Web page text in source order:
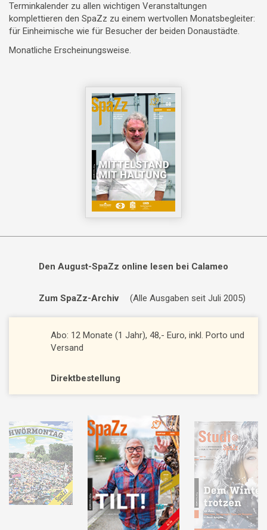
Terminkalender zu allen wichtigen Veranstaltungen
komplettieren den SpaZz zu einem wertvollen Monatsbegleiter:
für Einheimische wie für Besucher der beiden Donaustädte.
Monatliche Erscheinungsweise.
Den August-SpaZz online lesen bei Calameo
Zum SpaZz-Archiv (Alle Ausgaben seit Juli 2005)
Abo: 12 Monate (1 Jahr), 48,- Euro, inkl. Porto und
Versand
Direktbestellung